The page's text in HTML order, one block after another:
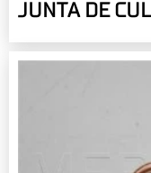
JUNTA DE